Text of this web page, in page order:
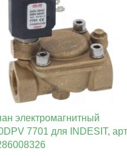
электромагнитный
7701 для INDESIT,